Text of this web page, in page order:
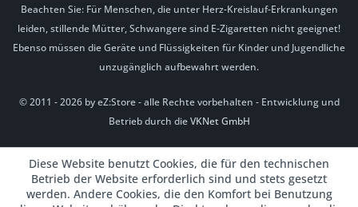
Beachten Sie: Für Menschen, die unter Herz-Kreislauf-Erkrankungen
leiden, stillende Mütter, Schwangere sind E-Zigaretten nicht geeignet!
Ebenso müssen die Geräte und Flüssigkeiten für Kinder und Jugendliche
unzugänglich aufbewahrt werden.
© 2011 - 2026 by eZ:Store - alle Rechte vorbehalten - Entwicklung und
Betrieb durch dieVKNet GmbH
Diese Website benutzt Cookies, die für den technischen
Betrieb der Website erforderlich sind und stets gesetzt
werden. Andere Cookies, die den Komfort bei Benutzung